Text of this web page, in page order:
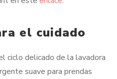
el cuidado
ciclo delicado de la lavadora
suave para prendas